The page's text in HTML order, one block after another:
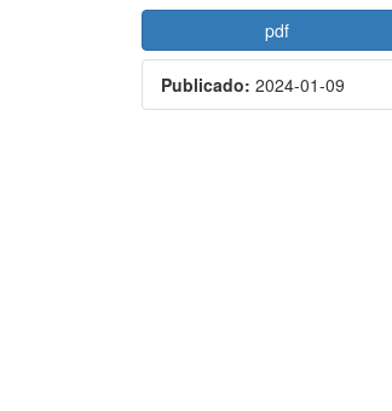
pdf
Publicado: 2024-01-09